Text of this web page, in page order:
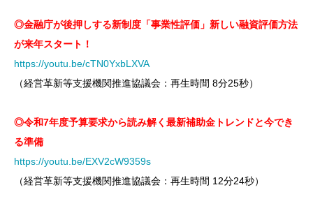
◎金融庁が後押しする新制度「事業性評価」新しい融資評価方法
が来年スタート！
https://youtu.be/cTN0YxbLXVA
（経営革新等支援機関推進協議会：再生時間 8分25秒）
◎令和7年度予算要求から読み解く最新補助金トレンドと今でき
る準備
https://youtu.be/EXV2cW9359s
（経営革新等支援機関推進協議会：再生時間 12分24秒）